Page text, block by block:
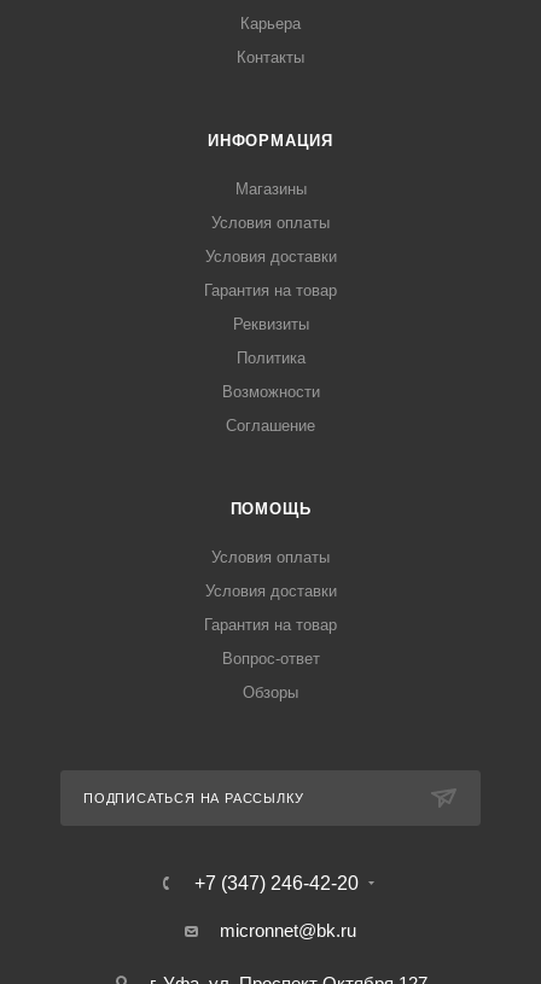
Карьера
Контакты
ИНФОРМАЦИЯ
Магазины
Условия оплаты
Условия доставки
Гарантия на товар
Реквизиты
Политика
Возможности
Соглашение
ПОМОЩЬ
Условия оплаты
Условия доставки
Гарантия на товар
Вопрос-ответ
Обзоры
ПОДПИСАТЬСЯ НА РАССЫЛКУ
+7 (347) 246-42-20
micronnet@bk.ru